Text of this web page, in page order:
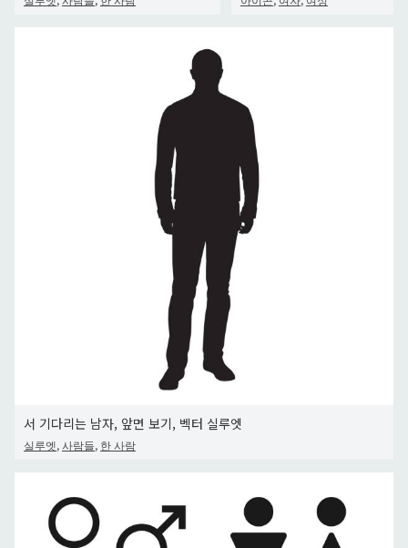
서 기다리는 남자, 앞면 보기, 벡터 실루엣
실루엣, 사람들, 한 사람